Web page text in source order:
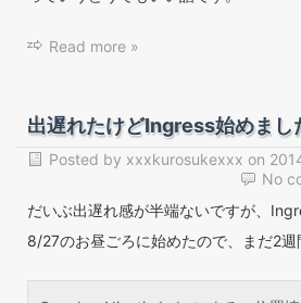
Read more »
出遅れたけどIngress始めまし
Posted by xxxkurosukexxx on
No
だいぶ出遅れ感が半端ないですが、
8/27のお昼ごろに始めたので、まだ2週